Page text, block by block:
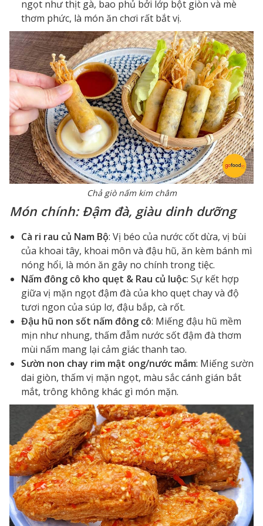
ngọt như thịt gà, bao phủ bởi lớp bột giòn và mè
thơm phức, là món ăn chơi rất bắt vị.
Chả giò nấm kim châm
Món chính: Đậm đà, giàu dinh dưỡng
Cà ri rau củ Nam Bộ: Vị béo của nước cốt dừa, vị bùi
của khoai tây, khoai môn và đậu hũ, ăn kèm bánh mì
nóng hổi, là món ăn gây no chính trong tiệc.
Nấm đông cô kho quẹt & Rau củ luộc: Sự kết hợp
giữa vị mặn ngọt đậm đà của kho quẹt chay và độ
tươi ngon của súp lơ, đậu bắp, cà rốt.
Đậu hũ non sốt nấm đông cô: Miếng đậu hũ mềm
mịn như nhung, thấm đẫm nước sốt đậm đà thơm
mùi nấm mang lại cảm giác thanh tao.
Sườn non chay rim mật ong/nước mắm: Miếng sườn
dai giòn, thấm vị mặn ngọt, màu sắc cánh gián bắt
mắt, trông không khác gì món mặn.